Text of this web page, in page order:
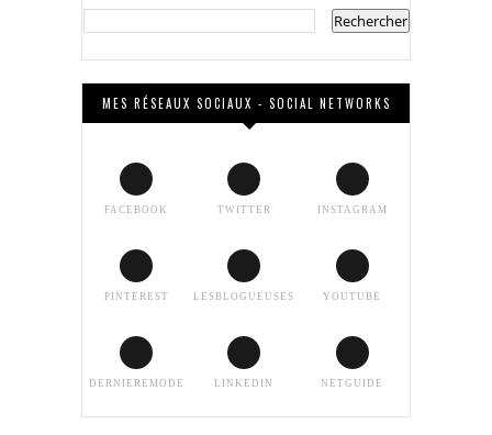
MES RÉSEAUX SOCIAUX - SOCIAL NETWORKS
FACEBOOK TWITTER INSTAGRAM
PINTEREST LESBLOGUEUSES YOUTUBE
DERNIEREMODE LINKEDIN NETGUIDE